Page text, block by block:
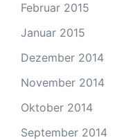
Februar 2015
Januar 2015
Dezember 2014
November 2014
Oktober 2014
September 2014